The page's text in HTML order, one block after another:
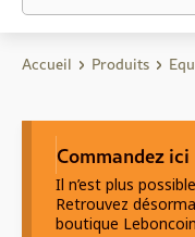
Accueil Produits
Commandez
Il n’est plus
Retrouvez
boutique